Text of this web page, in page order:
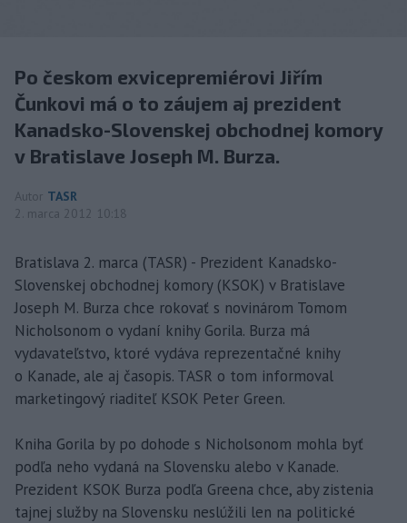
Po českom exvicepremiérovi Jiřím
Čunkovi má o to záujem aj prezident
Kanadsko-Slovenskej obchodnej komory
v Bratislave Joseph M. Burza.
Autor TASR
2. marca 2012 10:18
Bratislava 2. marca (TASR) - Prezident Kanadsko-
Slovenskej obchodnej komory (KSOK) v Bratislave
Joseph M. Burza chce rokovať s novinárom Tomom
Nicholsonom o vydaní knihy Gorila. Burza má
vydavateľstvo, ktoré vydáva reprezentačné knihy
o Kanade, ale aj časopis. TASR o tom informoval
marketingový riaditeľ KSOK Peter Green.
Kniha Gorila by po dohode s Nicholsonom mohla byť
podľa neho vydaná na Slovensku alebo v Kanade.
Prezident KSOK Burza podľa Greena chce, aby zistenia
tajnej služby na Slovensku neslúžili len na politické